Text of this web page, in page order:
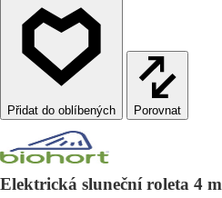
Porovnat
Elektrická sluneční roleta 4 m